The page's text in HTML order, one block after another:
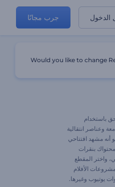
الدخول جرب مجانًا
باستخدام
وعناصر انتقالية
مشهد افتتاحي
بنقرات
واختر المقطع
الأفلام
يوتيوب وغيرها.
Would you like to change